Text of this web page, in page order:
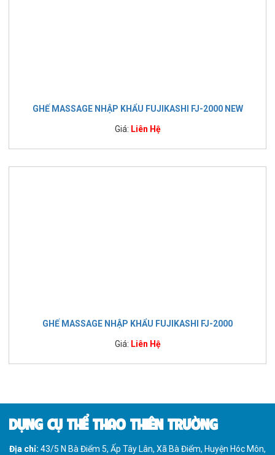
GHẾ MASSAGE NHẬP KHẨU FUJIKASHI FJ-2000 NEW
Giá: Liên Hệ
GHẾ MASSAGE NHẬP KHẨU FUJIKASHI FJ-2000
Giá: Liên Hệ
DỤNG CỤ THỂ THAO THIÊN TRƯỜNG
Địa chỉ: 43/5 N Bà Điểm 5, Ấp Tây Lân, Xã Bà Điểm, Huyện Hóc Môn,